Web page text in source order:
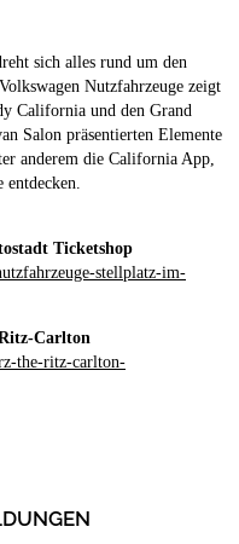
sich alles rund um den
Nutzfahrzeuge zeigt
California und den Grand
Salon präsentierten Elemente
anderem die California App,
Ticketshop
stellplatz-im-
Carlton
the-ritz-carlton-